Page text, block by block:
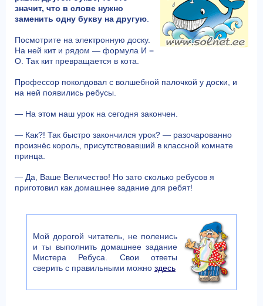
значит, что в слове нужно
заменить одну букву на другую
Посмотрите на электронную доску.
На ней кит и рядом — формула И =
О. Так кит превращается в кота.
Профессор поколдовал с волшебной палочкой у доски, и
на ней появились ребусы.
— На этом наш урок на сегодня закончен.
— Как?! Так быстро закончился урок? — разочарованно
произнёс король, присутствовавший в классной комнате
принца.
— Да, Ваше Величество! Но зато сколько ребусов я
приготовил как домашнее задание для ребят!
Мой дорогой читатель, не поленись
и ты выполнить домашнее задание
Мистера Ребуса. Свои ответы
сверить с правильными можно здесь